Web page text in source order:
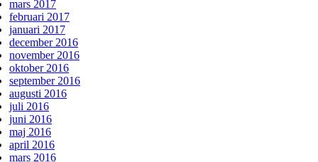
mars 2017
februari 2017
januari 2017
december 2016
november 2016
oktober 2016
september 2016
augusti 2016
juli 2016
juni 2016
maj 2016
april 2016
mars 2016